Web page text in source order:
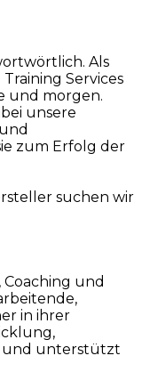
Als
Services
und morgen.
unsere
zum Erfolg der
suchen wir
und
in ihrer
und unterstützt